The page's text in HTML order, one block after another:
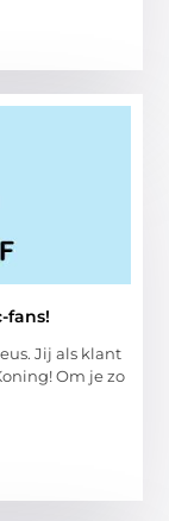
fans!
Jij als klant
Om je zo